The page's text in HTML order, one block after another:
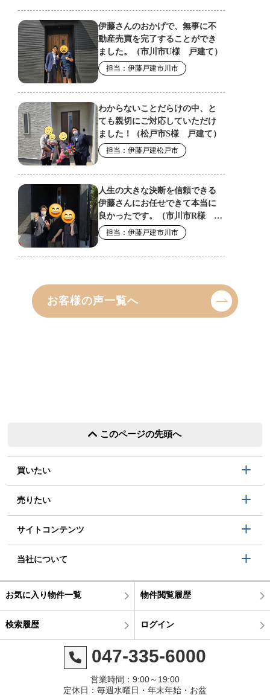
お客様の声一覧へ
このページの先頭へ
買いたい
売りたい
サイトコンテンツ
当社について
お気に入り物件一覧 物件閲覧履歴
検索履歴 ログイン
047-335-6000
営業時間：9:00～19:00
定休日：毎週水曜日・年末年始・お盆